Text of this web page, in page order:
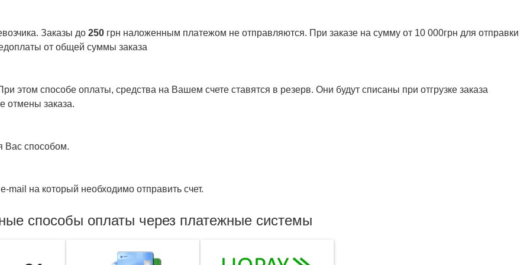
Заказы до 250 грн наложенным платежом не отправляются. При заказе на сумму от 10 000грн для отправки
от общей суммы заказа
этом способе оплаты, средства на Вашем счете ставятся в резерв. Они будут списаны при отгрузке заказа
отмены заказа.
Вас способом.
на который необходимо отправить счет.
способы оплаты через платежные системы